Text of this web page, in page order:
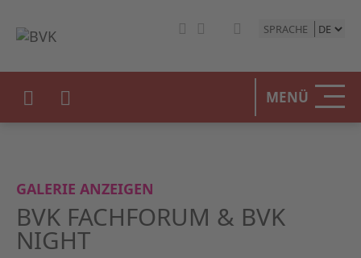
SPRACHE
MENÜ
GALERIE ANZEIGEN
BVK FACHFORUM & BVK
NIGHT